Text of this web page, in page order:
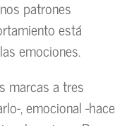
patrones
está
emociones.
marcas a tres
, emocional -hace